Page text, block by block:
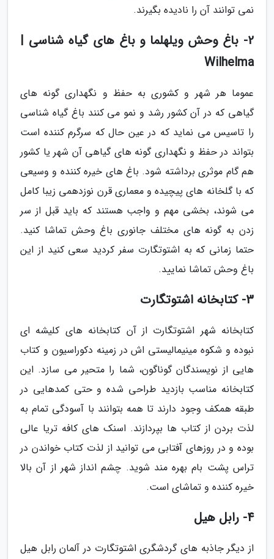
نمی توانند آن را نادیده بگیرند.
2- باغ وحش ویلهلما و باغ های گیاه شناسی |
Wilhelma
عموما هر شهر و کشوری به حفظ و نگهداری گونه های
گیاهی که در آن کشور رشد و نمو می کنند باغ گیاه شناسی
را تاسیس می نماید که در عین حال که سرگرم کننده است
بتواند در حفظ و نگهداری گونه های گیاهی آن شهر یا کشور
هم گام موثری برداشته شود. باغ های خیره کننده و وسیعی
که با گلخانه های پیچیده و معماری قرن نوزدهمی زیبا کامل
می شوند، بخشی مهم و واجب هستند که باید قبل از سر
زدن به گونه های مختلف جانوری باغ وحش تماشا کنید.
حتما زمانی که به اشتوتگارت سفر کردید سعی کنید از این
باغ وحش تماشا نمایید.
3- کتابخانه اشتوتگارت
کتابخانه شهر اشتوتگارت از آن کتابخانه های کلیشه ای
نبوده و شکوه مینیمالیستی اش در زمینه دکوراسیون و کتاب
هایی از نویسندگان گوناگون، شما را متحیر می سازد. این
کتابخانه مناسب بازدید طراحی شده و حتی کمدهایی در
طبقه همکف وجود دارند تا همه بتوانند با آسودگی تمام به
لذت بردن از کتاب ها بپردازند. اسنک های کافه تریا عالی
بوده و در روزهای آفتابی می توانید از لذت کتاب خواندن در
تراس پشت بام بهره مند شوید. چشم انداز شهر از آن بالا
خیره کننده و تماشای است.
4- رابل هیل
از دیگر جاذبه های گردشگری اشتوتگارت در آلمان رابل هیل